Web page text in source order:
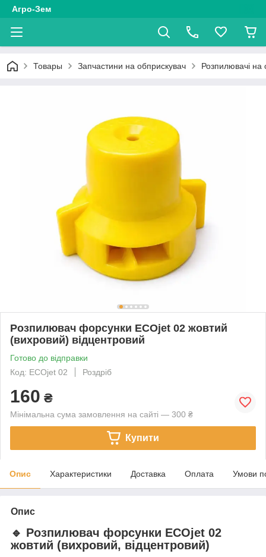
Агро-Зем
Товары Запчастини на обприскувач Розпилювачі на
Розпилювач форсунки ECOjet 02 жовтий
(вихровий) відцентровий
Готово до відправки
Код: ECOjet 02
Роздріб
160 ₴
Мінімальна сума замовлення на сайті — 300 ₴
Купити
Опис Характеристики Доставка Оплата Умови
Опис
🔹 Розпилювач форсунки ECOjet 02
жовтий (вихровий, відцентровий)